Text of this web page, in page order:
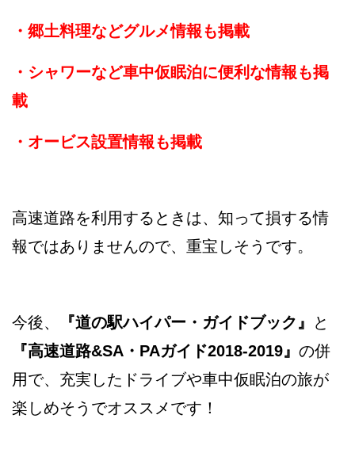
・郷土料理などグルメ情報も掲載
・シャワーなど車中仮眠泊に便利な情報も掲
載
・オービス設置情報も掲載
高速道路を利用するときは、知って損する情
報ではありませんので、重宝しそうです。
今後、 『道の駅ハイパー・ガイドブック』
と
『高速道路&SA・PAガイド2018-2019』 の併
用で、充実したドライブや車中仮眠泊の旅が
楽しめそうでオススメです！